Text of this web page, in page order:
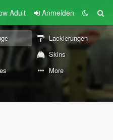
Adult Anmelden
Lackierungen
Skins
More